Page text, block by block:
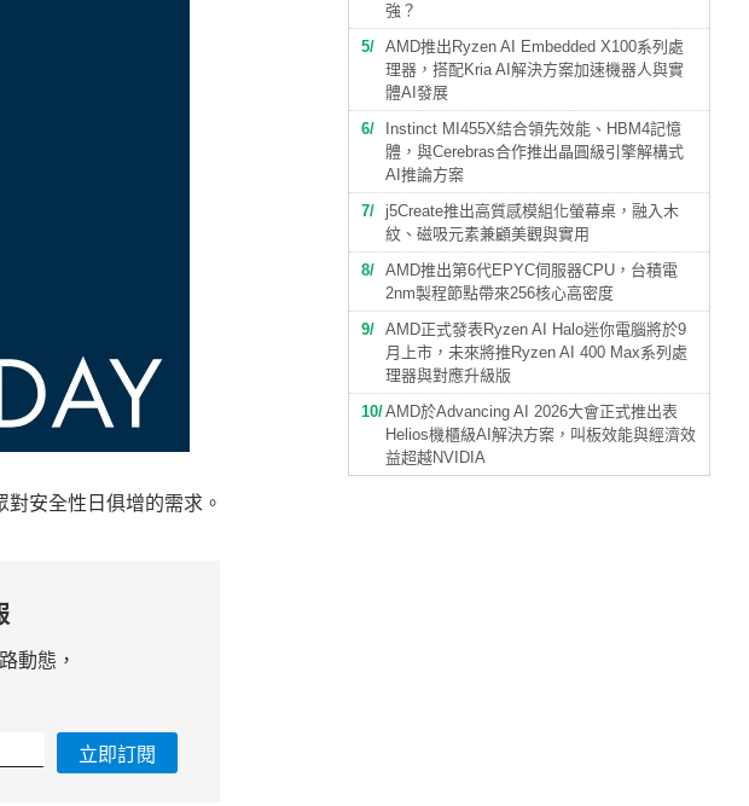
安全性日俱增的需求。
動態，
立即訂閱
強？
5
AMD推出Ryzen AI Embedded X100系列處
理器，搭配Kria AI解決方案加速機器人與實
體AI發展
6
Instinct MI455X結合領先效能、HBM4記憶
體，與Cerebras合作推出晶圓級引擎解構式
AI推論方案
7
j5Create推出高質感模組化螢幕桌，融入木
紋、磁吸元素兼顧美觀與實用
8
AMD推出第6代EPYC伺服器CPU，台積電
2nm製程節點帶來256核心高密度
9
AMD正式發表Ryzen AI Halo迷你電腦將於9
月上市，未來將推Ryzen AI 400 Max系列處
理器與對應升級版
10 AMD於Advancing AI 2026大會正式推出表
Helios機櫃級AI解決方案，叫板效能與經濟效
益超越NVIDIA